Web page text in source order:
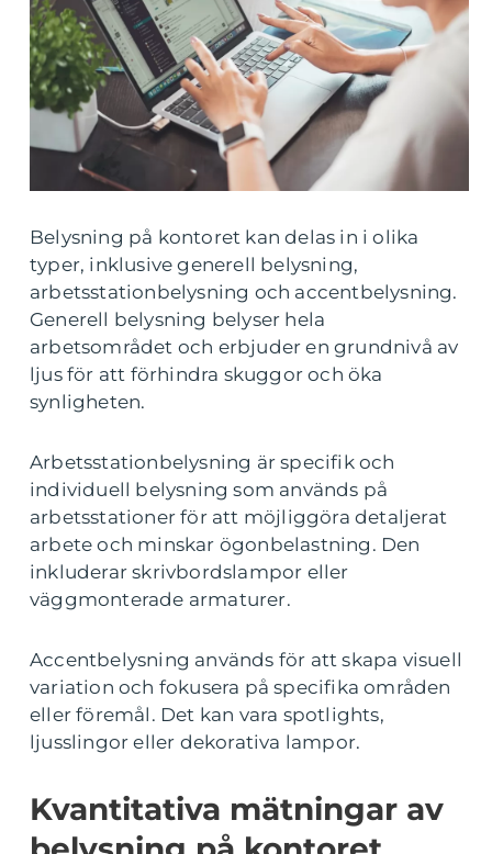
Belysning på kontoret kan delas in i olika
typer, inklusive generell belysning,
arbetsstationbelysning och accentbelysning.
Generell belysning belyser hela
arbetsområdet och erbjuder en grundnivå av
ljus för att förhindra skuggor och öka
synligheten.
Arbetsstationbelysning är specifik och
individuell belysning som används på
arbetsstationer för att möjliggöra detaljerat
arbete och minskar ögonbelastning. Den
inkluderar skrivbordslampor eller
väggmonterade armaturer.
Accentbelysning används för att skapa visuell
variation och fokusera på specifika områden
eller föremål. Det kan vara spotlights,
ljusslingor eller dekorativa lampor.
Kvantitativa mätningar av